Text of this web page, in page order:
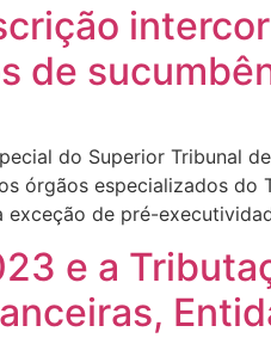
de
do Superior Tribunal
órgãos especializados
de pré-
e a